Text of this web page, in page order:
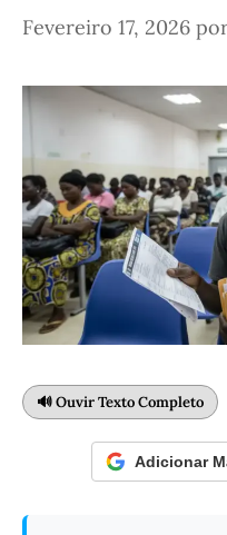
Fevereiro 17, 2026
🔊 Ouvir Texto Completo
Adicionar